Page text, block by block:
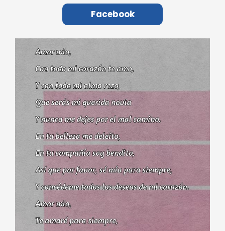
Facebook